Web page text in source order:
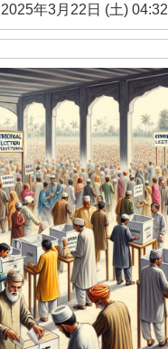
2025年3月22日 (土) 04:32